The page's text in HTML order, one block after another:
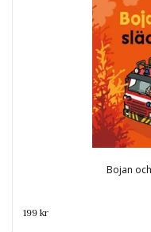
Bojan
199 kr